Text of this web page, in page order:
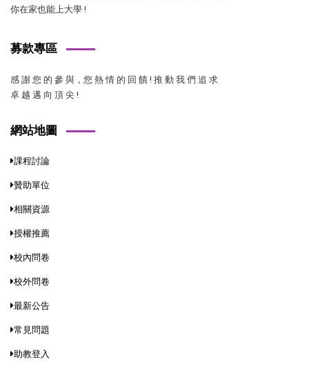
你在家也能上大學 !
募款專區
感 謝 您 的 參 與，您 熱 情 的 回 饋 ! 推 動 我 們 追 求
卓 越 邁 向 頂 尖 !
網站地圖
課程討論
贊助單位
相關資源
授權推薦
校內問卷
校外問卷
最新公告
常見問題
助教登入